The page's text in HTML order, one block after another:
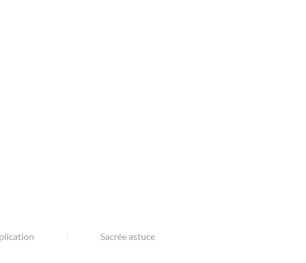
Sacrée astuce